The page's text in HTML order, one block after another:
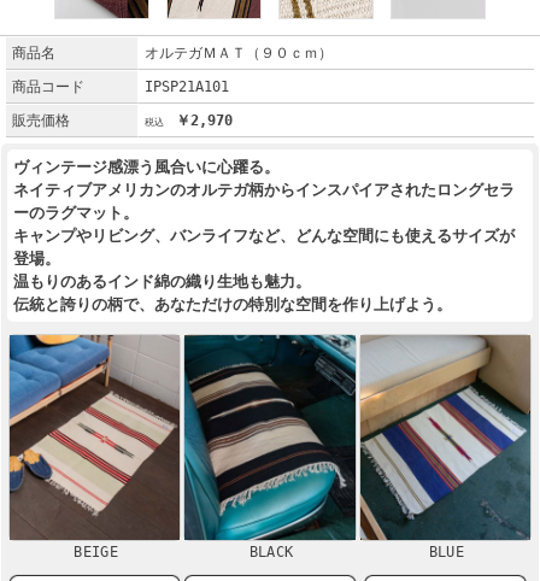
商品名
オルテガＭＡＴ（９０ｃｍ）
商品コード
IPSP21A101
販売価格
￥2,970
ヴィンテージ感漂う風合いに心躍る。
ネイティブアメリカンのオルテガ柄からインスパイアされたロングセラ
ーのラグマット。
キャンプやリビング、バンライフなど、どんな空間にも使えるサイズが
登場。
温もりのあるインド綿の織り生地も魅力。
伝統と誇りの柄で、あなただけの特別な空間を作り上げよう。
BEIGE BLACK BLUE